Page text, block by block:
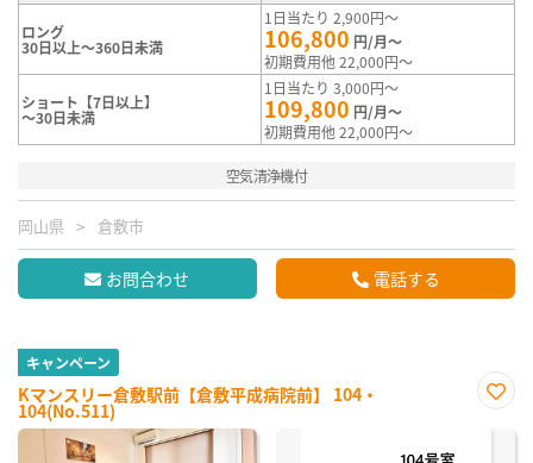
ロング
30日以上～360日未満
1日当たり 2,900円～
106,800 円/月～
初期費用他 22,000円～
ショート【7日以上】
～30日未満
1日当たり 3,000円～
109,800 円/月～
初期費用他 22,000円～
空気清浄機付
岡山県 倉敷市
お問合わせ 電話する
キャンペーン
Kマンスリー倉敷駅前【倉敷平成病院前】 104・
104(No.511)
に入